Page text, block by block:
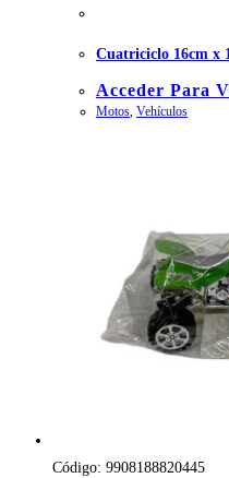
Cuatriciclo 16cm x
Acceder Para
Motos, Vehículos
Código: 9908188820445